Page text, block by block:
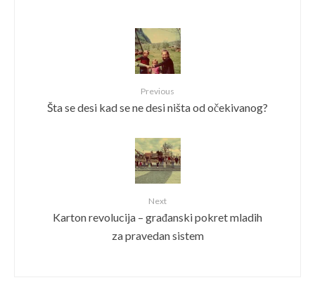
Previous
Šta se desi kad se ne desi ništa od očekivanog?
Next
Karton revolucija – građanski pokret mladih
za pravedan sistem